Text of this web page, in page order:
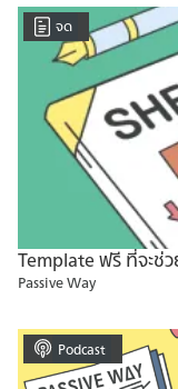
รู้และการตัดสินใจขอ
มนุษย์ของ Carl
จิตวิทยาวิเคราะห์
Katharine Cook
16 บุคลิกภาพ
เป็นต้น MBTI ถือเป็
อย่างมาก เป็นหนึ่งใ
และจำได้ขึ้นใจ แต่ยั
นั้นก็คือ Big 5
จด
Template ฟรี ที่จะ
Passive Way
Podcast